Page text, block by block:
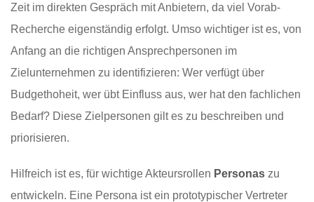
Zeit im direkten Gespräch mit Anbietern, da viel Vorab-
Recherche eigenständig erfolgt. Umso wichtiger ist es, von
Anfang an die richtigen Ansprechpersonen im
Zielunternehmen zu identifizieren: Wer verfügt über
Budgethoheit, wer übt Einfluss aus, wer hat den fachlichen
Bedarf? Diese Zielpersonen gilt es zu beschreiben und
priorisieren.
Hilfreich ist es, für wichtige Akteursrollen Personas zu
entwickeln. Eine Persona ist ein prototypischer Vertreter